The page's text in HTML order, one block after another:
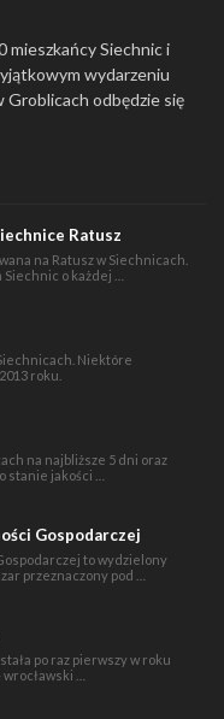
Siechnic i
wydarzeniu
Groblicach odbędzie się
Ratusz
na Ratusz w Siechnicach.
o każdej …
Niektóre
roku.
na najbliższe 5 dni oraz
stanie jakości …
Gospodarczej
to wydzielony
przeznaczony pod …
po raz pierwszy w roku
…